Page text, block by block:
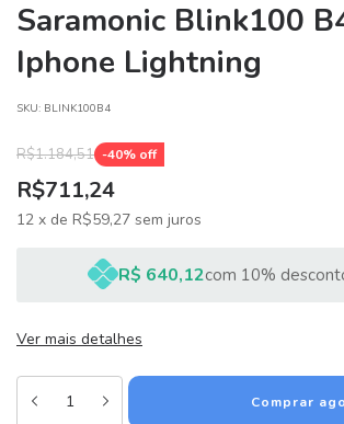
Saramonic Blink100
Iphone Lightning
SKU: BLINK100B4
R$1.184,51 -40% off
R$711,24
12 x de R$59,27 sem juros
R$ 640,12com 10%
Ver mais detalhes